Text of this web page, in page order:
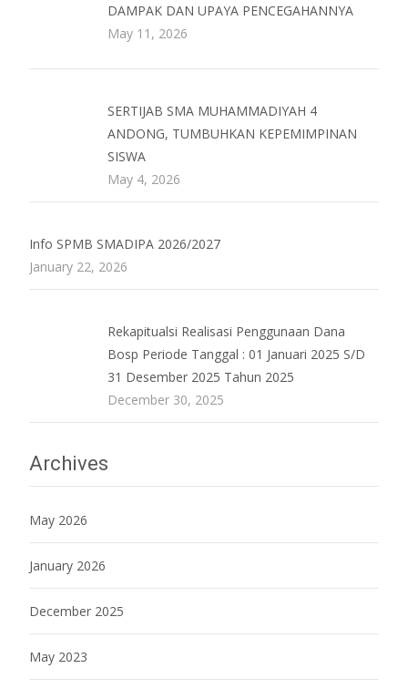
DAMPAK DAN UPAYA PENCEGAHANNYA
May 11, 2026
SERTIJAB SMA MUHAMMADIYAH 4
ANDONG, TUMBUHKAN KEPEMIMPINAN
SISWA
May 4, 2026
Info SPMB SMADIPA 2026/2027
January 22, 2026
Rekapitualsi Realisasi Penggunaan Dana
Bosp Periode Tanggal : 01 Januari 2025 S/D
31 Desember 2025 Tahun 2025
December 30, 2025
Archives
May 2026
January 2026
December 2025
May 2023